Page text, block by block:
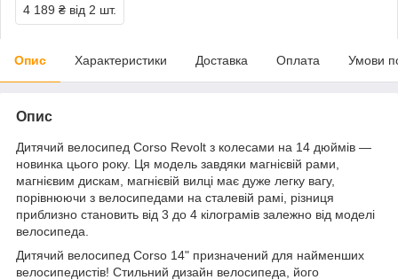
4 189 ₴ від 2 шт.
Опис Характеристики Доставка Оплата Умови
Опис
Дитячий велосипед Corso Revolt з колесами на 14 дюймів —
новинка цього року. Ця модель завдяки магнієвій рами,
магнієвим дискам, магнієвій вилці має дуже легку вагу,
порівнюючи з велосипедами на сталевій рамі, різниця
приблизно становить від 3 до 4 кілограмів залежно від моделі
велосипеда.
Дитячий велосипед Corso 14" призначений для найменших
велосипедистів! Стильний дизайн велосипеда, його